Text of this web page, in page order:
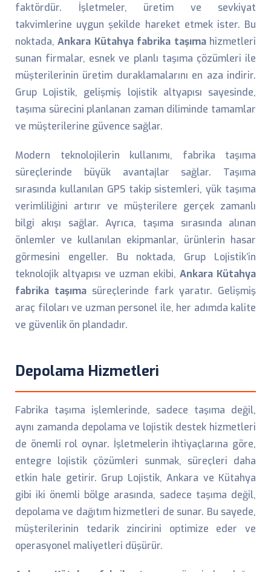
faktördür. İşletmeler, üretim ve sevkiyat
takvimlerine uygun şekilde hareket etmek ister. Bu
noktada,Ankara Kütahya fabrika taşımahizmetleri
sunan firmalar, esnek ve planlı taşıma çözümleri ile
müşterilerinin üretim duraklamalarını en aza indirir.
Grup Lojistik, gelişmiş lojistik altyapısı sayesinde,
taşıma sürecini planlanan zaman diliminde tamamlar
ve müşterilerine güvence sağlar.
Modern teknolojilerin kullanımı, fabrika taşıma
süreçlerinde büyük avantajlar sağlar. Taşıma
sırasında kullanılan GPS takip sistemleri, yük taşıma
verimliliğini artırır ve müşterilere gerçek zamanlı
bilgi akışı sağlar. Ayrıca, taşıma sırasında alınan
önlemler ve kullanılan ekipmanlar, ürünlerin hasar
görmesini engeller. Bu noktada, Grup Lojistik’in
teknolojik altyapısı ve uzman ekibi, Ankara Kütahya
fabrika taşıma süreçlerinde fark yaratır. Gelişmiş
araç filoları ve uzman personel ile, her adımda kalite
ve güvenlik ön plandadır.
Depolama Hizmetleri
Fabrika taşıma işlemlerinde, sadece taşıma değil,
aynı zamanda depolama ve lojistik destek hizmetleri
de önemli rol oynar. İşletmelerin ihtiyaçlarına göre,
entegre lojistik çözümleri sunmak, süreçleri daha
etkin hale getirir. Grup Lojistik, Ankara ve Kütahya
gibi iki önemli bölge arasında, sadece taşıma değil,
depolama ve dağıtım hizmetleri de sunar. Bu sayede,
müşterilerinin tedarik zincirini optimize eder ve
operasyonel maliyetleri düşürür.